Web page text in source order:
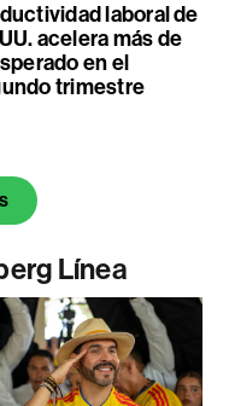
laboral de
acelera más de
en el
trimestre
Línea